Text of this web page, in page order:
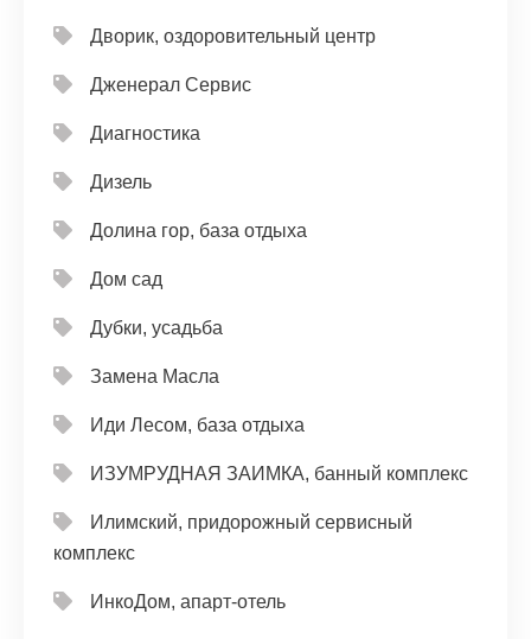
Дворик, оздоровительный центр
Дженерал Сервис
Диагностика
Дизель
Долина гор, база отдыха
Дом сад
Дубки, усадьба
Замена Масла
Иди Лесом, база отдыха
ИЗУМРУДНАЯ ЗАИМКА, банный комплекс
Илимский, придорожный сервисный
комплекс
ИнкоДом, апарт-отель